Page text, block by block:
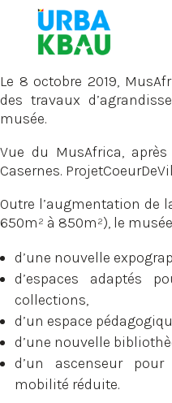
Le 8 octobre 2019,
des travaux
musée.
Vue du MusAfrica,
Casernes.
Outre l’augmentation de
650m² à 850m²), le
d’une nouvelle
d’espaces adaptés
collections,
d’un espace
d’une nouvelle
d’un ascenseur
mobilité réduite.